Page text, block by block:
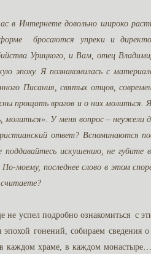
в Интернете довольно широко
бросаются упреки и
Урицкого, и Вам, отец
эпоху. Я познакомилась с
Писания, святых отцов,
прощать врагов и о них молиться.
молиться». У меня вопрос –
ответ? Вспоминаются
искушению, не
моему, последнее слово в этом
не успел подробно ознакомиться с
гонений, собираем сведения
храме, в каждом монастыре…